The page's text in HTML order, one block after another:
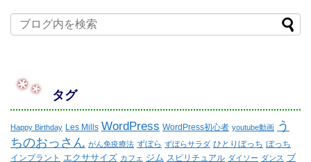
タグ
Happy Birthday Les Mills WordPress WordPress初心者 youtube動画 う
ちのおっさん がん免疫療法 ずぼら ずぼらサラダ ひとりぼっち ぼっち
インプラント エクササイズ カフェ ジム スピリチュアル ダイソー ダンス ブ